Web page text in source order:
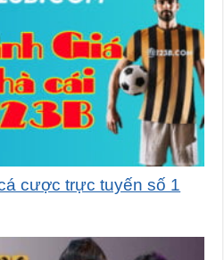
cược trực tuyến số 1